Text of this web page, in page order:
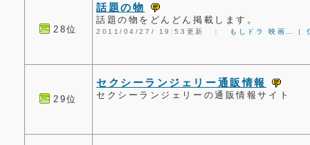
28位
話題の物
話題の物をどんどん掲載します。
2011/04/27/ 19:53更新 ： もしドラ 映画… |
29位
セクシーランジェリー通販情報
セクシーランジェリーの通販情報サイト